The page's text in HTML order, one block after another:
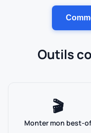
Outils
🎬
Monter mon best-of